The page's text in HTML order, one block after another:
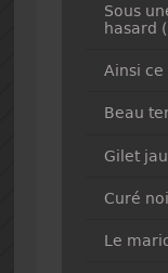
Sous
hasard
Ainsi
Beau
Gilet
Curé
Le